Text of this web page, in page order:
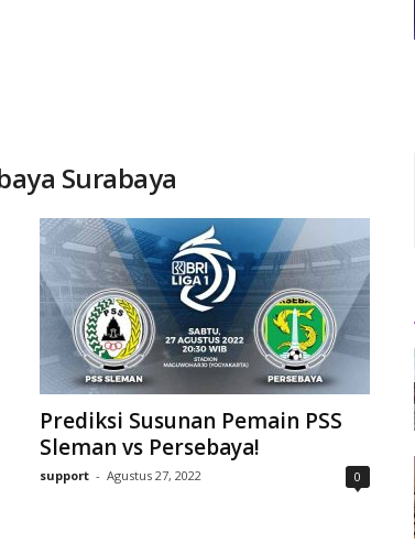
Surabaya
Prediksi Susunan Pemain PSS
Sleman vs Persebaya!
support - Agustus 27, 2022 0